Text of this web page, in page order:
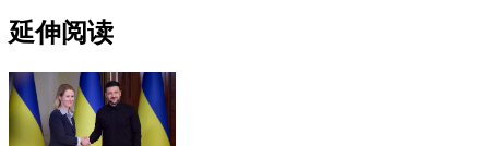
延伸阅读